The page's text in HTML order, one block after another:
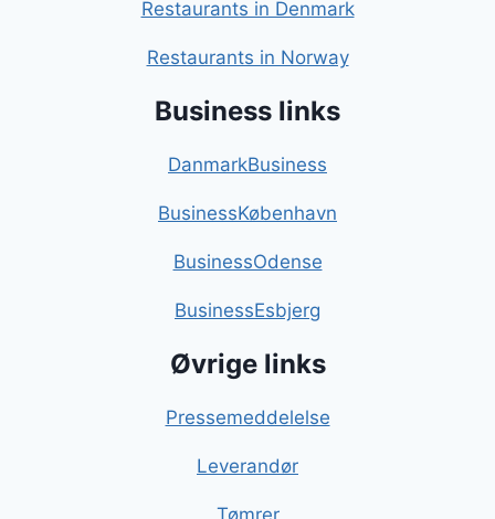
Restaurants in Denmark
Restaurants in Norway
Business links
DanmarkBusiness
BusinessKøbenhavn
BusinessOdense
BusinessEsbjerg
Øvrige links
Pressemeddelelse
Leverandør